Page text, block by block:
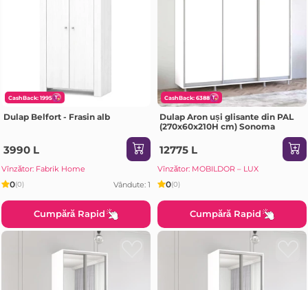
CashBack: 1995
Dulap Belfort - Frasin alb
3990 L
Vînzător: Fabrik Home
0(0) Vândute: 1
Cumpără Rapid
CashBack: 6388
Dulap Aron uși glisante din PAL
(270x60x210H cm) Sonoma
12775 L
Vînzător: MOBILDOR – LUX
0(0)
Cumpără Rapid